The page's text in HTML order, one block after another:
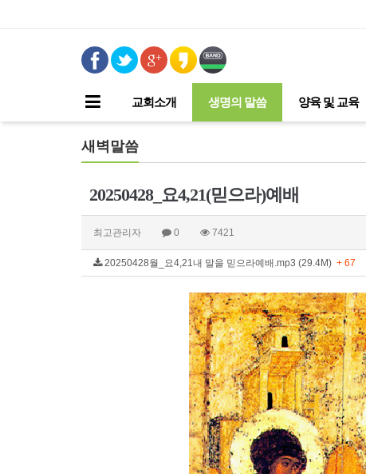
교회소개 생명의 말씀 양육 및 교육
새벽말씀
20250428_요4,21(믿으라)예배
최고관리자 0 7421
20250428월_요4,21내 말을 믿으라예배.mp3 (29.4M) + 67